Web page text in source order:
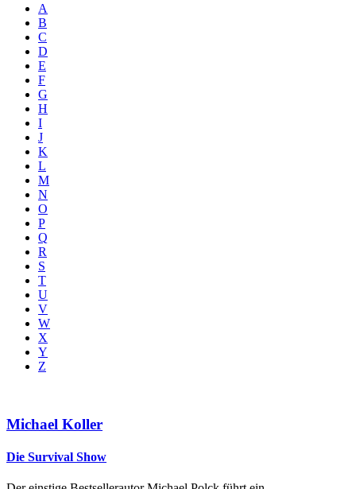
A
B
C
D
E
F
G
H
I
J
K
L
M
N
O
P
Q
R
S
T
U
V
W
X
Y
Z
Michael Koller
Die Survival Show